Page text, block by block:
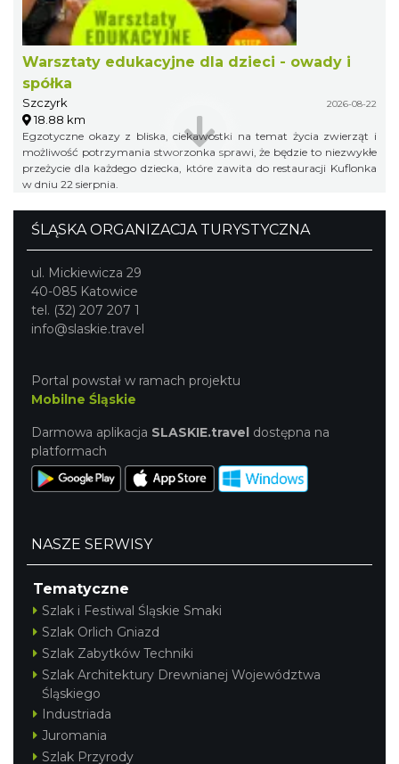
Warsztaty edukacyjne dla dzieci - owady i
spółka
Szczyrk 2026-08-22
18.88 km
Egzotyczne okazy z bliska, ciekawostki na temat życia zwierząt i
możliwość potrzymania stworzonka sprawi, że będzie to niezwykłe
przeżycie dla każdego dziecka, które zawita do restauracji Kuflonka
w dniu 22 sierpnia.
ŚLĄSKA ORGANIZACJA TURYSTYCZNA
ul. Mickiewicza 29
40-085 Katowice
tel. (32) 207 207 1
info@slaskie.travel
Portal powstał w ramach projektu
Mobilne Śląskie
Darmowa aplikacja SLASKIE.travel dostępna na
platformach
NASZE SERWISY
Tematyczne
Szlak i Festiwal Śląskie Smaki
Szlak Orlich Gniazd
Szlak Zabytków Techniki
Szlak Architektury Drewnianej Województwa
Śląskiego
Industriada
Juromania
Szlak Przyrody